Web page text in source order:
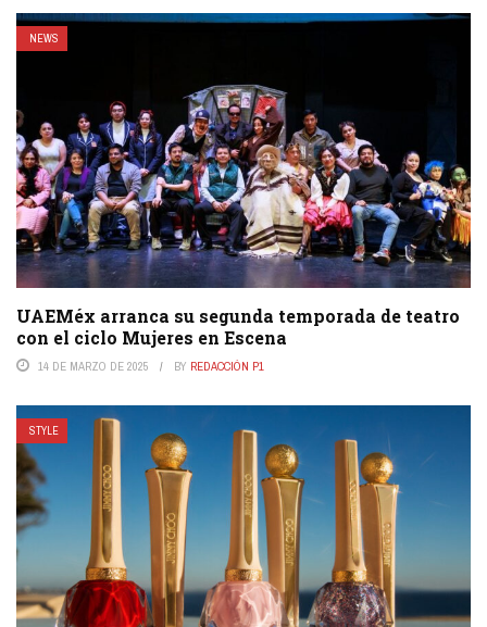
NEWS
UAEMéx arranca su segunda temporada de teatro
con el ciclo Mujeres en Escena
14 DE MARZO DE 2025 BY REDACCIÓN P1
STYLE